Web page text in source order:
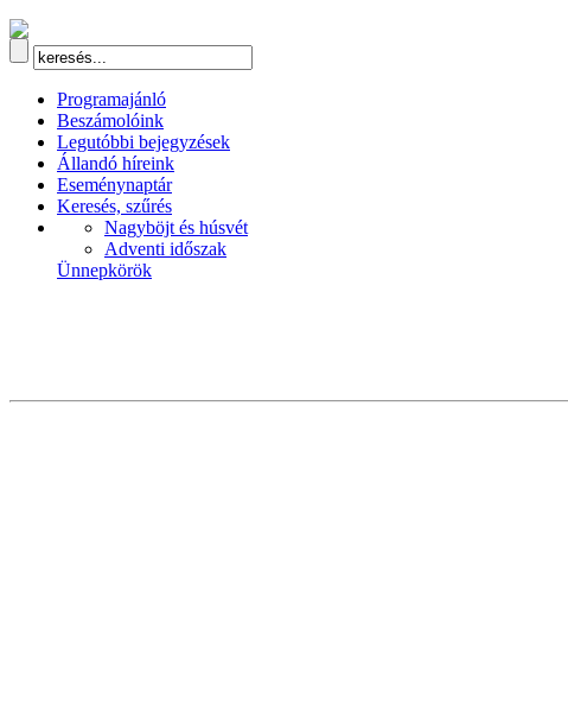
Programajánló
Beszámolóink
Legutóbbi bejegyzések
Állandó híreink
Eseménynaptár
Keresés, szűrés
Nagyböjt és húsvét
Adventi időszak
Ünnepkörök